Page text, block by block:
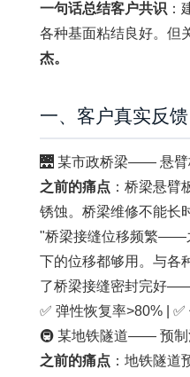
一句话总结客户共识 ：
各种基面粘结良好。但
杰。
一、客户真实反馈
🌉 某市政桥梁—— 悬臂
之前的痛点 ：桥梁悬
锈蚀。桥梁维修不能长
"桥梁接缝位移频繁——
下的位移都够用。与
了桥梁接缝密封完好
✅ 弹性恢复率>80% |
🚇 某地铁隧道—— 预制
之前的痛点 ：地铁隧